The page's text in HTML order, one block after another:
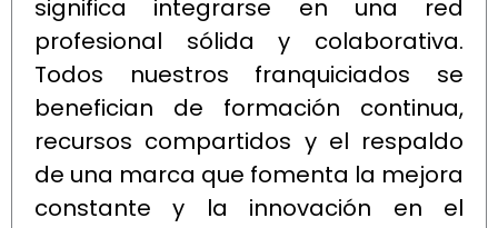
significa integrarse en una red
profesional sólida y colaborativa.
Todos nuestros franquiciados se
benefician de formación continua,
recursos compartidos y el respaldo
de una marca que fomenta la mejora
constante y la innovación en el